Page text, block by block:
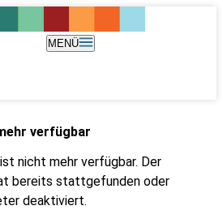
MENÜ
verfügbar
nicht mehr verfügbar. Der
bereits stattgefunden oder
deaktiviert.